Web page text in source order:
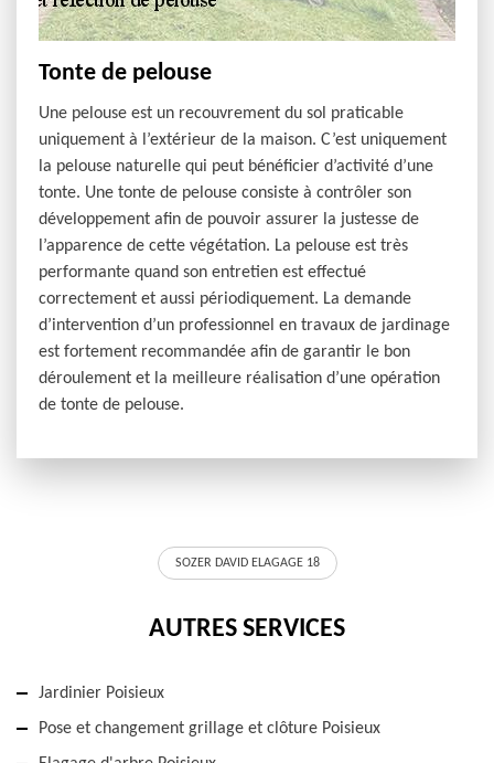
Tonte de pelouse
Une pelouse est un recouvrement du sol praticable
uniquement à l’extérieur de la maison. C’est uniquement
la pelouse naturelle qui peut bénéficier d’activité d’une
tonte. Une tonte de pelouse consiste à contrôler son
développement afin de pouvoir assurer la justesse de
l’apparence de cette végétation. La pelouse est très
performante quand son entretien est effectué
correctement et aussi périodiquement. La demande
d’intervention d’un professionnel en travaux de jardinage
est fortement recommandée afin de garantir le bon
déroulement et la meilleure réalisation d’une opération
de tonte de pelouse.
SOZER DAVID ELAGAGE 18
AUTRES SERVICES
Jardinier Poisieux
Pose et changement grillage et clôture Poisieux